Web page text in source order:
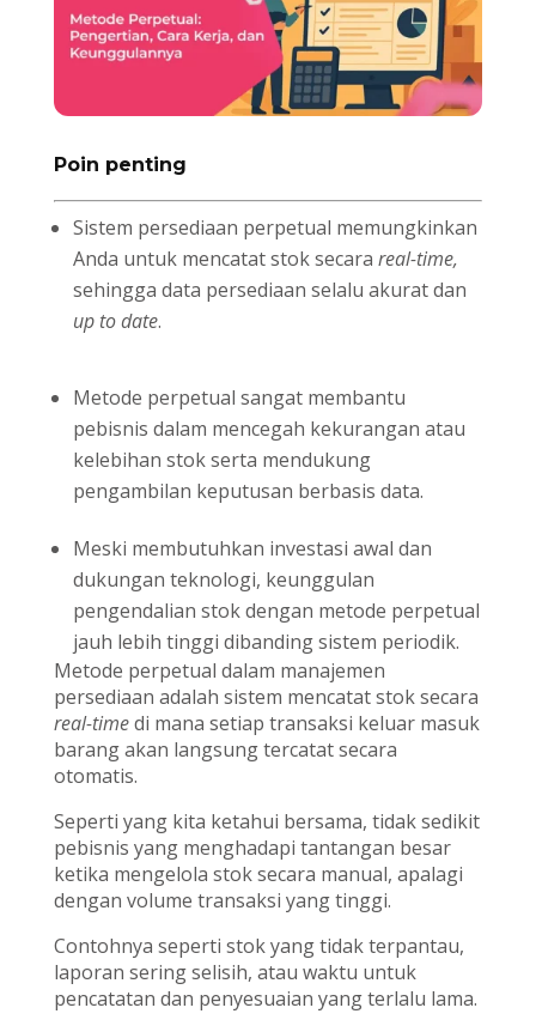
Poin penting
Sistem persediaan perpetual memungkinkan
Anda untuk mencatat stok secara real-time,
sehingga data persediaan selalu akurat dan
up to date.
Metode perpetual sangat membantu
pebisnis dalam mencegah kekurangan atau
kelebihan stok serta mendukung
pengambilan keputusan berbasis data.
Meski membutuhkan investasi awal dan
dukungan teknologi, keunggulan
pengendalian stok dengan metode perpetual
jauh lebih tinggi dibanding sistem periodik.
Metode perpetual dalam manajemen
persediaan adalah sistem mencatat stok secara
real-timedi mana setiap transaksi keluar masuk
barang akan langsung tercatat secara
otomatis.
Seperti yang kita ketahui bersama, tidak sedikit
pebisnis yang menghadapi tantangan besar
ketika mengelola stok secara manual, apalagi
dengan volume transaksi yang tinggi.
Contohnya seperti stok yang tidak terpantau,
laporan sering selisih, atau waktu untuk
pencatatan dan penyesuaian yang terlalu lama.